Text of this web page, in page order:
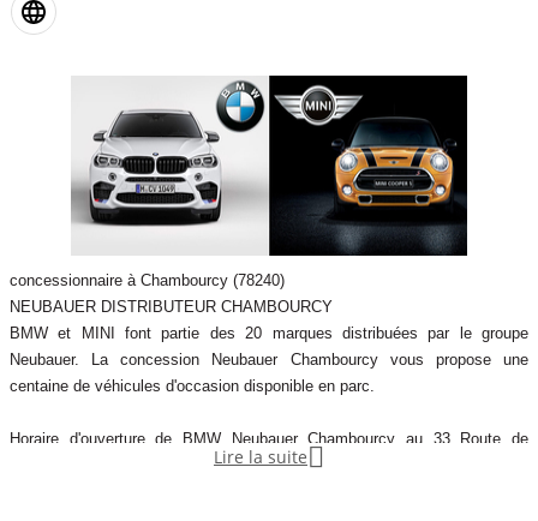
concessionnaire à Chambourcy (78240)
NEUBAUER DISTRIBUTEUR CHAMBOURCY
BMW et MINI font partie des 20 marques distribuées par le groupe
Neubauer. La concession Neubauer Chambourcy vous propose une
centaine de véhicules d'occasion disponible en parc.
Horaire d'ouverture de BMW Neubauer Chambourcy au 33 Route de
Lire la suite 